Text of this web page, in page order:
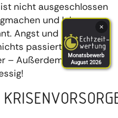
nicht ausgeschlossen
und lebe
Angst und Panik im
passiert ist, sind
– Außerdem wird dann
×
Monatsbewerb
August 2026